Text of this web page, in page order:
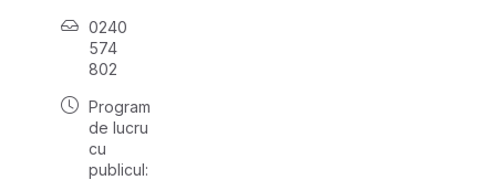
0240
574
802
Program
de lucru
cu
publicul: